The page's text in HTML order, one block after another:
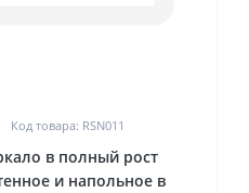
Код товара: RSN011
в полный рост
и напольное в